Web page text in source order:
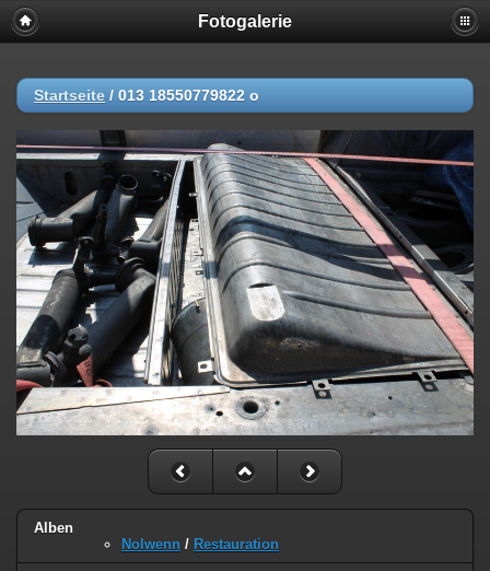
Fotogalerie
Startseite / 013 18550779822 o
Alben
Nolwenn / Restauration